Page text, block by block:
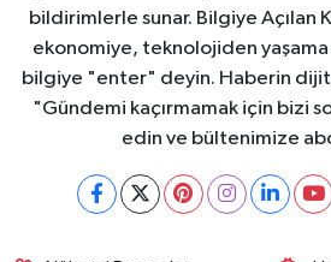
bildirimlerle sunar. Bilgiye Açılan
ekonomiye, teknolojiden yaşama
bilgiye "enter" deyin. Haberin
"Gündemi kaçırmamak için bizi
edin ve bültenimize